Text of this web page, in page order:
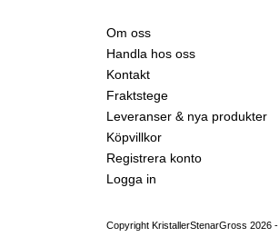
Om oss
Handla hos oss
Kontakt
Fraktstege
Leveranser & nya produkter
Köpvillkor
Registrera konto
Logga in
Copyright KristallerStenarGross 2026 -